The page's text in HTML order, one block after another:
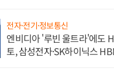
전자·전기·정보통신
엔비디아 '루빈 울트라'에도
토, 삼성전자·SK하이닉스